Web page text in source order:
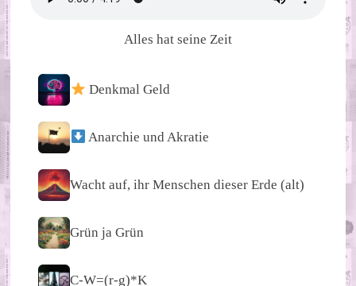
Alles hat seine Zeit
Denkmal Geld
Anarchie und Akratie
Wacht auf, ihr Menschen dieser Erde (alt)
Grün ja Grün
C-W=(r-g)*K